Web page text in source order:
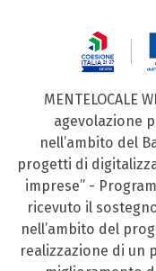
MENTELOCALE
agevolazione
nell’ambito del
progetti di
imprese” -
ricevuto il
nell’ambito del
realizzazione di un